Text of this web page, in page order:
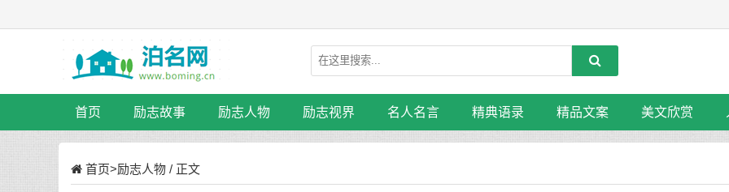
首页 励志故事 励志人物 励志视界 名人名言 精典语录 精品文案 美文欣赏
首页>励志人物 / 正文